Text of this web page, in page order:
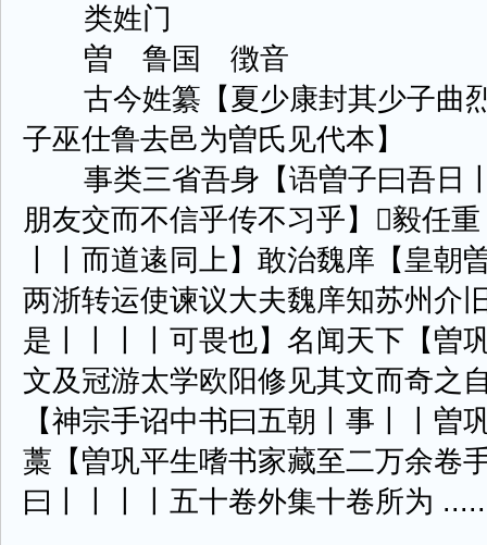
类姓门
曽 鲁国 徴音
古今姓纂【夏少康封其少子曲
子巫仕鲁去邑为曽氏见代本】
事类三省吾身【语曽子曰吾日
朋友交而不信乎传不习乎】毅任
丨丨而道逺同上】敢治魏庠【皇朝
两浙转运使谏议大夫魏庠知苏州介
是丨丨丨丨可畏也】名闻天下【曽
文及冠游太学欧阳修见其文而奇之
【神宗手诏中书曰五朝丨事丨丨曽
藁【曽巩平生嗜书家藏至二万余卷
曰丨丨丨丨五十卷外集十卷所为